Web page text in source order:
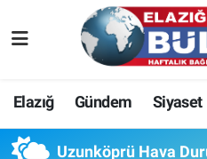
Elazığ Gündem Siyaset
Uzunköprü Hava
Asayiş
Bilim-Teknoloji
Nöbetçi Eczaneler
Hava Durumu